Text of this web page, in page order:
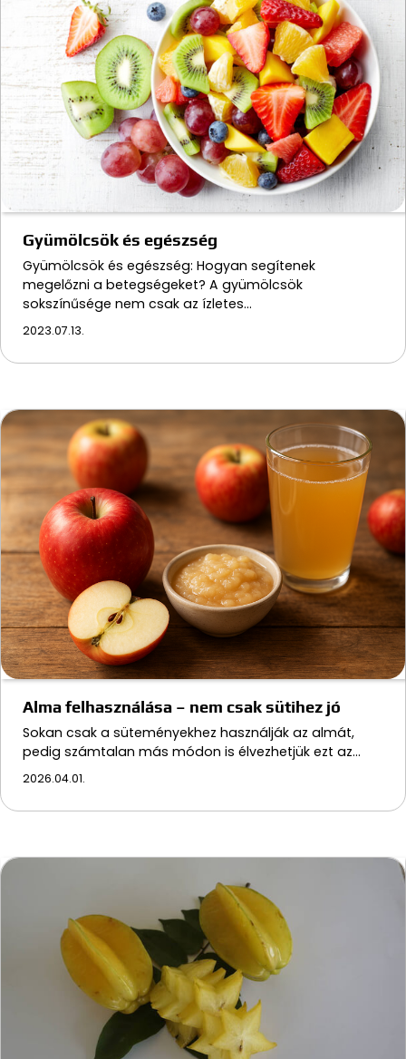
Gyümölcsök és egészség
Gyümölcsök és egészség: Hogyan segítenek
megelőzni a betegségeket? A gyümölcsök
sokszínűsége nem csak az ízletes…
2023.07.13.
Alma felhasználása – nem csak sütihez jó
Sokan csak a süteményekhez használják az almát,
pedig számtalan más módon is élvezhetjük ezt az…
2026.04.01.